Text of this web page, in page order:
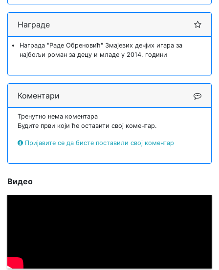
Награде
Награда "Раде Обреновић" Змајевих дечјих игара за
најбољи роман за децу и младе у 2014. години
Коментари
Тренутно нема коментара
Будите први који ће оставити свој коментар.
Пријавите се да бисте поставили свој коментар
Видео